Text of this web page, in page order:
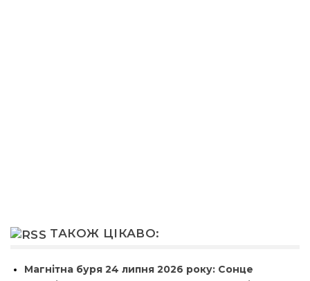
ТАКОЖ ЦІКАВО:
Магнітна буря 24 липня 2026 року: Сонце